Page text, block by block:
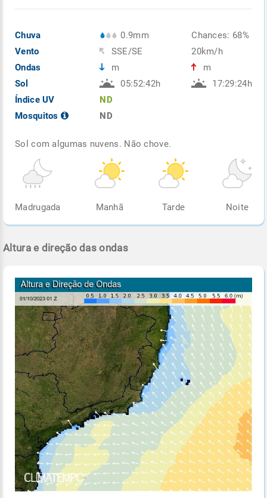
Chuva
Vento
Ondas
Sol
Índice UV
Mosquitos
0.9mm
SSE/SE
m
05:52:42h
ND
ND
Chances: 68%
20km/h
m
17:29:24h
Sol com algumas nuvens. Não chove.
Madrugada Manhã Tarde Noite
Altura e direção das ondas